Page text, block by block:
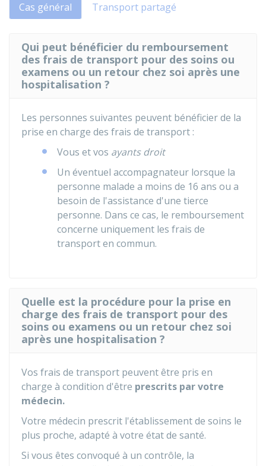
Cas général Transport partagé
Qui peut bénéficier du remboursement
des frais de transport pour des soins ou
examens ou un retour chez soi après une
hospitalisation ?
Les personnes suivantes peuvent bénéficier de la
prise en charge des frais de transport :
Vous et vos ayants droit
Un éventuel accompagnateur lorsque la
personne malade a moins de 16 ans ou a
besoin de l'assistance d'une tierce
personne. Dans ce cas, le remboursement
concerne uniquement les frais de
transport en commun.
Quelle est la procédure pour la prise en
charge des frais de transport pour des
soins ou examens ou un retour chez soi
après une hospitalisation ?
Vos frais de transport peuvent être pris en
charge à condition d'être prescrits par votre
médecin.
Votre médecin prescrit l'établissement de soins le
plus proche, adapté à votre état de santé.
Si vous êtes convoqué à un contrôle, la